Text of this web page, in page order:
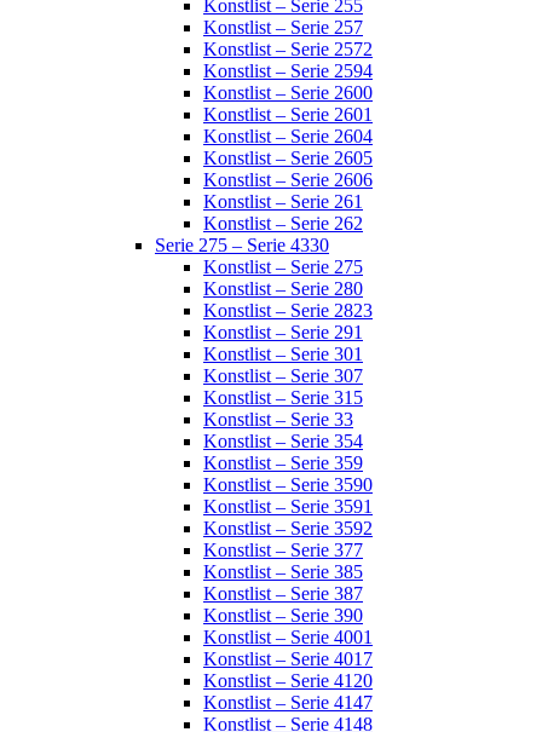
Konstlist – Serie 255
Konstlist – Serie 257
Konstlist – Serie 2572
Konstlist – Serie 2594
Konstlist – Serie 2600
Konstlist – Serie 2601
Konstlist – Serie 2604
Konstlist – Serie 2605
Konstlist – Serie 2606
Konstlist – Serie 261
Konstlist – Serie 262
Serie 275 – Serie 4330
Konstlist – Serie 275
Konstlist – Serie 280
Konstlist – Serie 2823
Konstlist – Serie 291
Konstlist – Serie 301
Konstlist – Serie 307
Konstlist – Serie 315
Konstlist – Serie 33
Konstlist – Serie 354
Konstlist – Serie 359
Konstlist – Serie 3590
Konstlist – Serie 3591
Konstlist – Serie 3592
Konstlist – Serie 377
Konstlist – Serie 385
Konstlist – Serie 387
Konstlist – Serie 390
Konstlist – Serie 4001
Konstlist – Serie 4017
Konstlist – Serie 4120
Konstlist – Serie 4147
Konstlist – Serie 4148